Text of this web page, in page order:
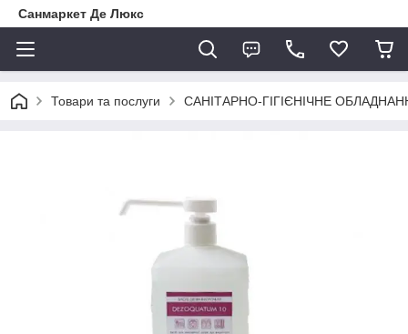
Санмаркет Де Люкс
Товари та послуги САНІТАРНО-ГІГІЄНІЧНЕ